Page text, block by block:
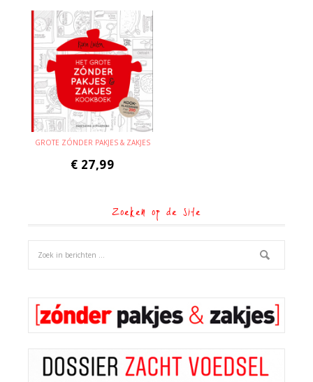
GROTE ZÓNDER PAKJES & ZAKJES
€ 27,99
Zoeken op de site